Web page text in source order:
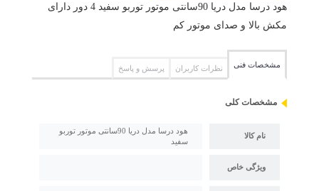
هود درسا مدل دریا 90سانتی موتور توربو سفید 4 دور دارای
مکش بالا و صدای موتور کم
مشخصات فنی نظرات کاربران پرسش و پاسخ
مشخصات کلی
نام کالا
هود درسا مدل دریا 90سانتی موتور توربو
سفید
ویژگی خاص